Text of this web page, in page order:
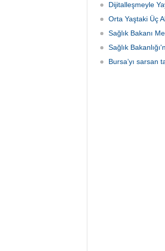
Dijitalleşmeyle
Orta Yaştaki Üç
Sağlık Bakanı
Sağlık
Bursa’yı sarsan